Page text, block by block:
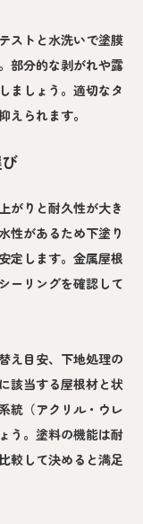
ストと水洗いで塗膜
部分的な剥がれや露
ましょう。適切なタ
えられます。
がりと耐久性が大き
性があるため下塗り
定します。金属屋根
ーリングを確認して
え目安、下地処理の
該当する屋根材と状
統（アクリル・ウレ
う。塗料の機能は耐
較して決めると満足